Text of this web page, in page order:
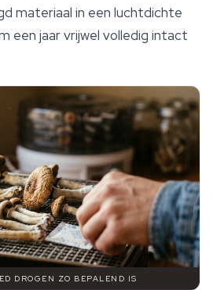
materiaal in een luchtdichte
een jaar vrijwel volledig intact
DROGEN ZO BEPALEND IS